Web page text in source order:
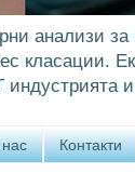
анализи
класации.
Контакти